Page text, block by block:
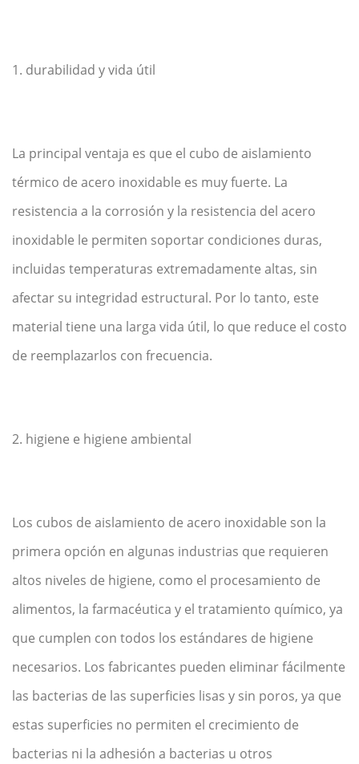
1. durabilidad y vida útil
La principal ventaja es que el cubo de aislamiento
térmico de acero inoxidable es muy fuerte. La
resistencia a la corrosión y la resistencia del acero
inoxidable le permiten soportar condiciones duras,
incluidas temperaturas extremadamente altas, sin
afectar su integridad estructural. Por lo tanto, este
material tiene una larga vida útil, lo que reduce el costo
de reemplazarlos con frecuencia.
2. higiene e higiene ambiental
Los cubos de aislamiento de acero inoxidable son la
primera opción en algunas industrias que requieren
altos niveles de higiene, como el procesamiento de
alimentos, la farmacéutica y el tratamiento químico, ya
que cumplen con todos los estándares de higiene
necesarios. Los fabricantes pueden eliminar fácilmente
las bacterias de las superficies lisas y sin poros, ya que
estas superficies no permiten el crecimiento de
bacterias ni la adhesión a bacterias u otros